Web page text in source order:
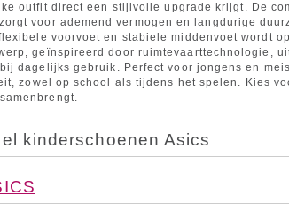
outfit direct een stijlvolle upgrade krijgt. De
voor ademend vermogen en langdurige
voorvoet en stabiele middenvoet wordt
geïnspireerd door ruimtevaarttechnologie,
dagelijks gebruik. Perfect voor jongens en
zowel op school als tijdens het spelen. Kies
kinderschoenen Asics